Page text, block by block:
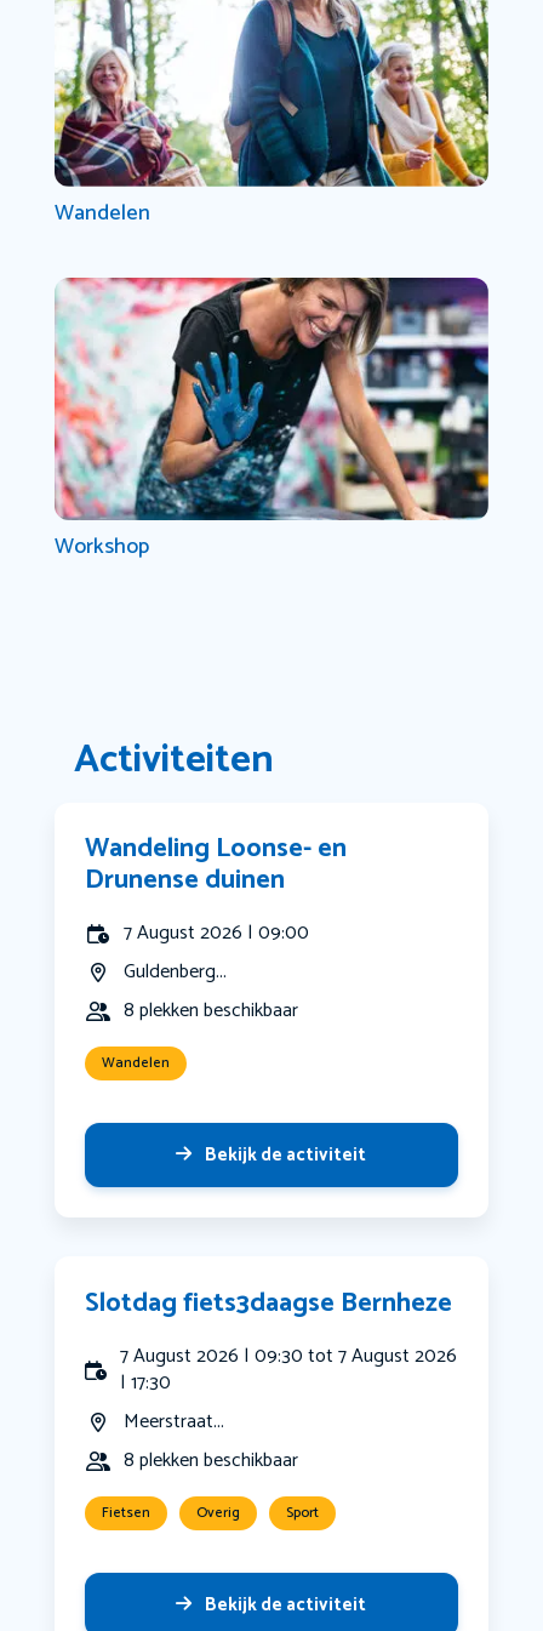
Wandelen
Workshop
Activiteiten
Wandeling Loonse- en
Drunense duinen
7 August 2026 | 09:00
Guldenberg...
8 plekken beschikbaar
Wandelen
Bekijk de activiteit
Slotdag fiets3daagse Bernheze
7 August 2026 | 09:30 tot 7 August 2026
| 17:30
Meerstraat...
8 plekken beschikbaar
Fietsen Overig Sport
Bekijk de activiteit